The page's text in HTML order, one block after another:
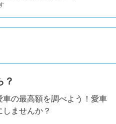
？
の最高額を調べよう！愛車
ませんか？